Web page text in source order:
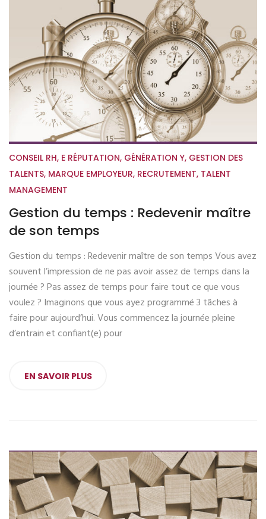
CONSEIL RH, E RÉPUTATION, GÉNÉRATION Y, GESTION DES
TALENTS, MARQUE EMPLOYEUR, RECRUTEMENT, TALENT
MANAGEMENT
Gestion du temps : Redevenir maître
de son temps
Gestion du temps : Redevenir maître de son temps Vous avez
souvent l’impression de ne pas avoir assez de temps dans la
journée ? Pas assez de temps pour faire tout ce que vous
voulez ? Imaginons que vous ayez programmé 3 tâches à
faire pour aujourd’hui. Vous commencez la journée pleine
d’entrain et confiant(e) pour
EN SAVOIR PLUS